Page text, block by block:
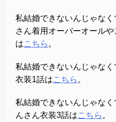
私結婚できないんじゃな
さん着用オーバーオール
はこちら 。
私結婚できないんじゃな
衣装1話はこちら 。
私結婚できないんじゃな
んさん衣装3話はこちら 。